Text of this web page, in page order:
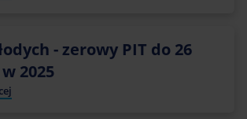
- zerowy PIT do 26
2025